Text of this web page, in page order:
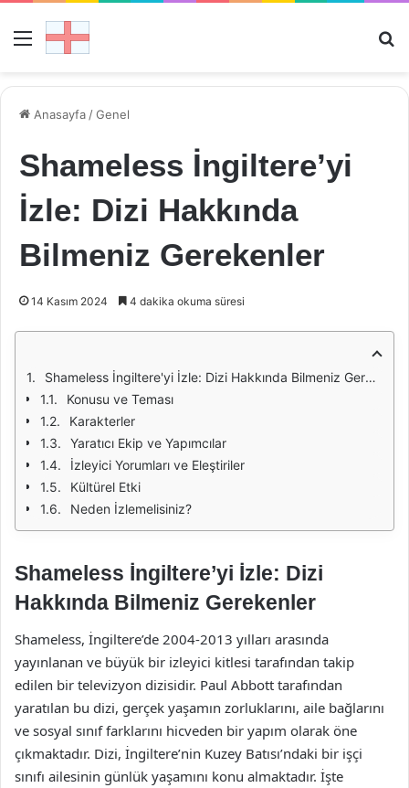
Menü
Anasayfa /Genel
Shameless İngiltere’yi
İzle: Dizi Hakkında
Bilmeniz Gerekenler
14 Kasım 2024 4 dakika okuma süresi
Shameless İngiltere'yi İzle: Dizi Hakkında Bilmeniz Gerekenler
Konusu ve Teması
Karakterler
Yaratıcı Ekip ve Yapımcılar
İzleyici Yorumları ve Eleştiriler
Kültürel Etki
Neden İzlemelisiniz?
Shameless İngiltere’yi İzle: Dizi
Hakkında Bilmeniz Gerekenler
Shameless, İngiltere’de 2004-2013 yılları arasında
yayınlanan ve büyük bir izleyici kitlesi tarafından takip
edilen bir televizyon dizisidir. Paul Abbott tarafından
yaratılan bu dizi, gerçek yaşamın zorluklarını, aile bağlarını
ve sosyal sınıf farklarını hicveden bir yapım olarak öne
çıkmaktadır. Dizi, İngiltere’nin Kuzey Batısı’ndaki bir işçi
sınıfı ailesinin günlük yaşamını konu almaktadır. İşte